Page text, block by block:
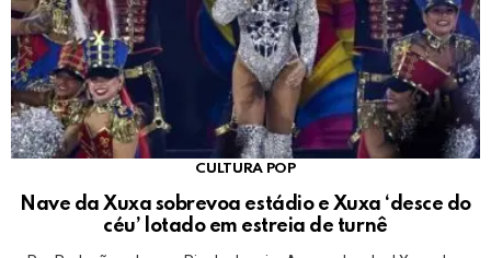
CULTURA POP
Nave da Xuxa sobrevoa estádio e Xuxa ‘desce do
céu’ lotado em estreia de turnê